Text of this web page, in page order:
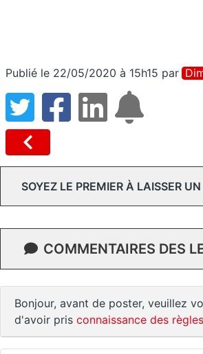
Publié le 22/05/2020 à 15h15 par
SOYEZ LE PREMIER À LAISSER
COMMENTAIRES DES
Bonjour, avant de poster, veuillez
d'avoir pris connaissance des règles